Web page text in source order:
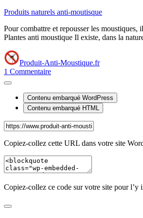
Produits naturels anti-moutisque
Pour combattre et repousser les
Plantes anti moustique Il existe, dans la
Produit-Anti-Moustique.fr
1 Commentaire
Contenu embarqué WordPress
Contenu embarqué HTML
Copiez-collez cette URL dans votre site
Copiez-collez ce code sur votre site pour l’y